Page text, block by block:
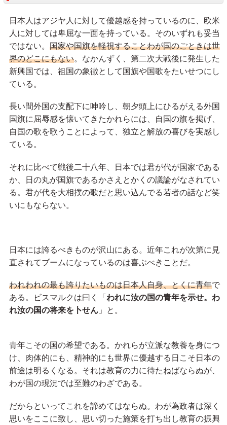
日本人はアジヤ人に対して優越感を持っているのに、欧米
人に対しては卑屈な一面を持っている。そのいずれも妥当
ではない。 国家や国旗を軽視することわが国のごときは世
界のどこにもない。なかんずく、第二次大戦後に発生した
新興国では、祖国の象徴として国旗や国歌をたいせつにし
ている。
長い間外国の支配下に呻吟し、朝夕頭上にひるがえる外国
国旗に屈辱感を懐いてきたかれらには、自国の旗を掲げ、
自国の歌を歌うことによって、独立と解放の喜びを実感し
ている。
それに比べて戦後二十八年、日本では君が代が国家である
か、日の丸が国旗であるかさえとかくの議論がなされてい
る。君が代を大相撲の歌だと思い込んでる若者の話など笑
いにもならない。
日本には誇るべきものが沢山にある。近年これが次第に見
直されてブームになっているのは喜ぶべきことだ。
われわれの最も誇りたいものは日本人自身、とくに青年で
ある。ビスマルクは曰く「 われに汝の国の青年を示せ。わ
れ汝の国の将来を卜せん」と。
青年こその国の希望である。かれらが立派な教養を身につ
け、肉体的にも、精神的にも世界に優越する日こそ日本の
前途は明るくなる。それは教育の力に待たねばならぬが、
わが国の現況では至難のわざである。
だからといってこれを諦めてはならぬ。わが為政者は深く
思いをここに致し、思い切った施策を打ち出し教育の振興